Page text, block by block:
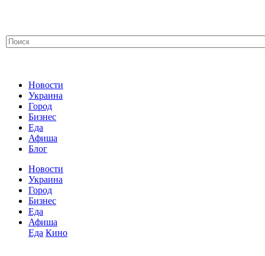
Новости
Украина
Город
Бизнес
Еда
Афиша
Блог
Новости
Украина
Город
Бизнес
Еда
Афиша
Еда Кино